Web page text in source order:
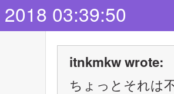
03:39:50
itnkmkw wrote:
ちょっとそれは